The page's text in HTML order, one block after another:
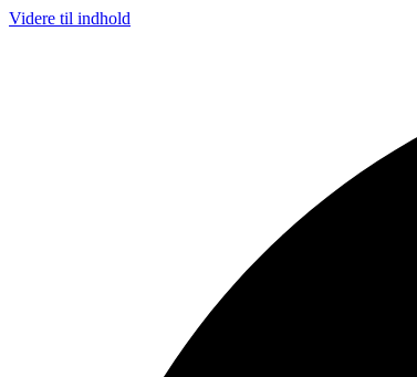
Videre til indhold